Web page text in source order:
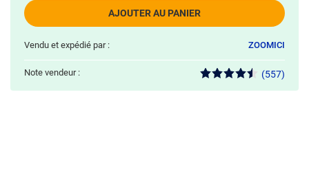
AJOUTER AU PANIER
Vendu et expédié par : ZOOMICI
Note vendeur : (557)